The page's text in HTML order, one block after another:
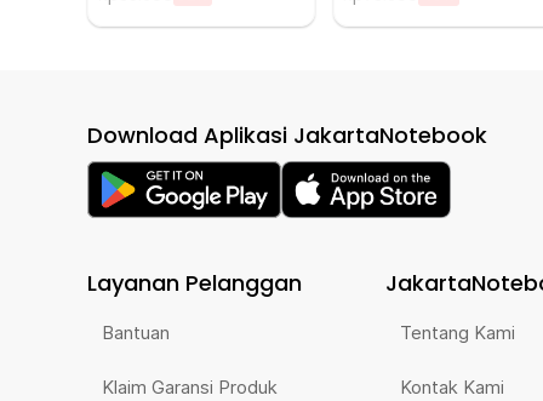
Download Aplikasi JakartaNotebook
Layanan Pelanggan
Bantuan
Klaim Garansi Produk
Tentang Kami
Kontak Kami